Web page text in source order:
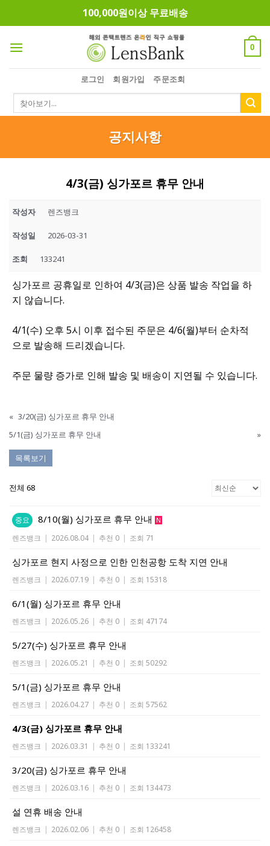
100,000원이상 무료배송
0
로그인 회원가입 주문조회
색:
공지사항
4/3(금) 싱가포르 휴무 안내
작성자 렌즈뱅크
작성일 2026-03-31
조회 133241
싱가포르 공휴일로 인하여 4/3(금)은 상품 발송 작업을 하
지 않습니다.
4/1(수) 오후 5시 이후 접수된 주문은 4/6(월)부터 순차적
으로 발송해 드리겠습니다.
주문 물량 증가로 인해 발송 및 배송이 지연될 수 있습니다.
« 3/20(금) 싱가포르 휴무 안내
5/1(금) 싱가포르 휴무 안내
»
목록보기
전체 68
중요 8/10(월) 싱가포르 휴무 안내 N
렌즈뱅크 | 2026.08.04 | 추천 0 | 조회 71
싱가포르 현지 사정으로 인한 인천공항 도착 지연 안내
렌즈뱅크 | 2026.07.19 | 추천 0 | 조회 15318
6/1(월) 싱가포르 휴무 안내
렌즈뱅크 | 2026.05.26 | 추천 0 | 조회 47174
5/27(수) 싱가포르 휴무 안내
렌즈뱅크 | 2026.05.21 | 추천 0 | 조회 50292
5/1(금) 싱가포르 휴무 안내
렌즈뱅크 | 2026.04.27 | 추천 0 | 조회 57562
4/3(금) 싱가포르 휴무 안내
렌즈뱅크 | 2026.03.31 | 추천 0 | 조회 133241
3/20(금) 싱가포르 휴무 안내
렌즈뱅크 | 2026.03.16 | 추천 0 | 조회 134473
설 연휴 배송 안내
렌즈뱅크 | 2026.02.06 | 추천 0 | 조회 126458